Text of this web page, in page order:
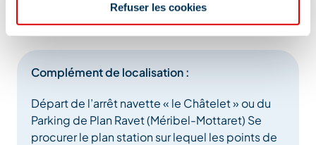
Refuser les cookies
Complément de localisation :
Départ de l’arrêt navette « le Châtelet » ou du
Parking de Plan Ravet (Méribel-Mottaret) Se
procurer le plan station sur lequel les points de